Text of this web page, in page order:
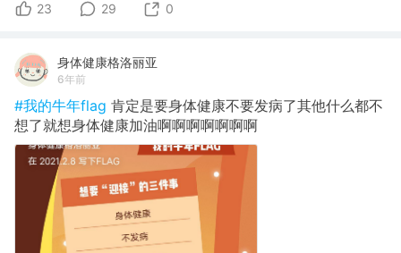
23 29 0
身体健康格洛丽亚
6年前
#我的牛年flag 肯定是要身体健康不要发病了其他什么都不
想了就想身体健康加油啊啊啊啊啊啊啊